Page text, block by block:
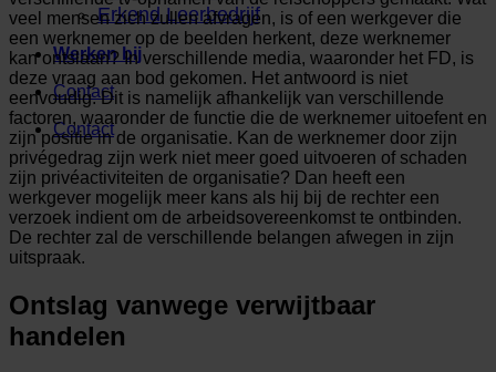
Erkend Leerbedrijf
Werken bij
Contact
Contact
veel mensen zich zullen afvragen, is of een werkgever die
een werknemer op de beelden herkent, deze werknemer
kan ontslaan? In verschillende media, waaronder het FD, is
deze vraag aan bod gekomen. Het antwoord is niet
eenvoudig. Dit is namelijk afhankelijk van verschillende
factoren, waaronder de functie die de werknemer uitoefent en
zijn positie in de organisatie. Kan de werknemer door zijn
privégedrag zijn werk niet meer goed uitvoeren of schaden
zijn privéactiviteiten de organisatie? Dan heeft een
werkgever mogelijk meer kans als hij bij de rechter een
verzoek indient om de arbeidsovereenkomst te ontbinden.
De rechter zal de verschillende belangen afwegen in zijn
uitspraak.
Ontslag vanwege verwijtbaar
handelen